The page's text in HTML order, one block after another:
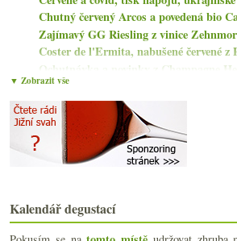
Chutný červený Arcos a povedená bio
Zajímavý GG Riesling z vinice
Coster de l'Ermita, nabušené červené z
Ochutnávka a novinky z Champagne
Skvělý domácí Pinot a pekelná
Wine Independent, ProWein, Anthony
Perseval-Farge s šardonkou z Chamery
Výtečný Riesling od vinařství Brennfleck
Frankovky od Bystřického a Heimanna
Bottled Alive bude a láhev Big Nature
Vinařství Lucashof a chutný Riesling z
▼ Zobrazit vše
Kalendář degustací